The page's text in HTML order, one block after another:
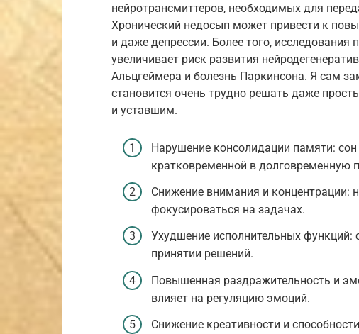
нейротрансмиттеров, необходимых для
Хронический недосып может привести к
и даже депрессии. Более того,
увеличивает риск развития
Альцгеймера и болезнь Паркинсона. Я сам
становится очень трудно решать даже
и уставшим.
Нарушение консолидации памяти:
кратковременной в долговременную
Снижение внимания и концентрации:
фокусироваться на задачах.
Ухудшение исполнительных функций:
принятии решений.
Повышенная раздражительность и
влияет на регуляцию эмоций.
Снижение креативности и